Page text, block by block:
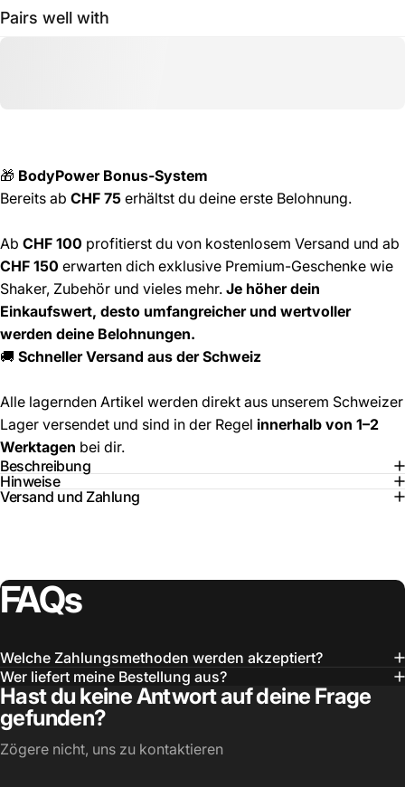
Pairs well with
🎁 BodyPower Bonus-System
Bereits ab CHF 75 erhältst du deine erste Belohnung.
Ab CHF 100 profitierst du von kostenlosem Versand und ab
CHF 150 erwarten dich exklusive Premium-Geschenke wie
Shaker, Zubehör und vieles mehr. Je höher dein
Einkaufswert, desto umfangreicher und wertvoller
werden deine Belohnungen.
🚚 Schneller Versand aus der Schweiz
Alle lagernden Artikel werden direkt aus unserem Schweizer
Lager versendet und sind in der Regel innerhalb von 1–2
Werktagen bei dir.
Beschreibung
Hinweise
Versand und Zahlung
FAQs
Welche Zahlungsmethoden werden akzeptiert?
Wer liefert meine Bestellung aus?
Hast du keine Antwort auf deine Frage
gefunden?
Zögere nicht, uns zu kontaktieren